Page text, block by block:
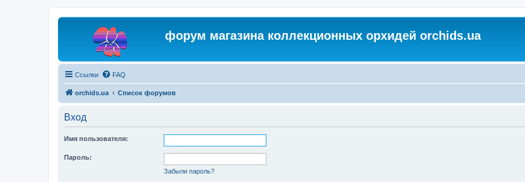
форум магазина коллекционных орхидей orchids.ua
Ссылки FAQ
orchids.ua Список форумов
Вход
Имя пользователя:
Пароль:
Забыли пароль?